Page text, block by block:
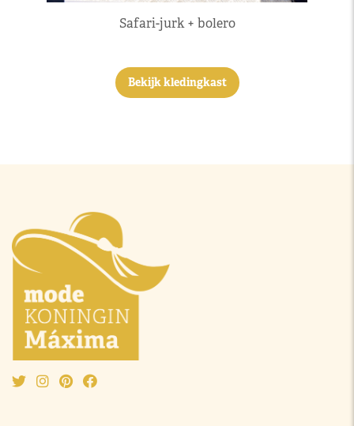
Safari-jurk + bolero
Bekijk kledingkast